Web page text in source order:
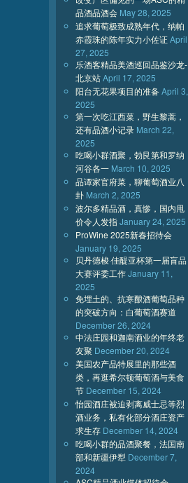
品酒品酒会 May 28, 2025
追求葡萄极致成熟年代，纳帕
赤霞珠的陈年实力小佐证April
27, 2025
乐酒客精品美酒巡回品鉴沙龙-
北京站April 17, 2025
阳台无花果项目的准备April 3,
2025
第一次吃江西菜，野生黎蒿，
还有品酒小记录 March 22,
2025
吃喝小群酒聚，勃艮第和罗纳
河谷各一 March 10, 2025
品谭家官府菜，聊葡萄酒业八
卦 March 2, 2025
波尔多精品酒，真惨，国内甩
价令人发指January 24, 2025
ProWine 2025新春招待会
January 19, 2025
贝丹德梭·佳醍亚杯第一届盲品
大赛评委工作January 11,
2025
免埋土的、抗寒酿酒葡萄品种
的突破方向：白葡萄酒赛道
December 26, 2024
中法庄园和迦南酒业的年终老
友聚 December 20, 2024
美国农产品特展里的那些酒
类，再逛希尔顿葡萄酒与美食
节 December 15, 2024
怡园酒庄被迫剥离威士忌等烈
酒业务，私有化部分酒庄资产
求生存 December 14, 2024
吃喝小群的品酒聚餐，法国南
部和新疆伊犁 December 7,
2024